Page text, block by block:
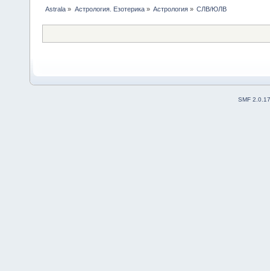
Astrala » Астрология. Езотерика» Астрология» СЛВ/ЮЛВ
SMF 2.0.17